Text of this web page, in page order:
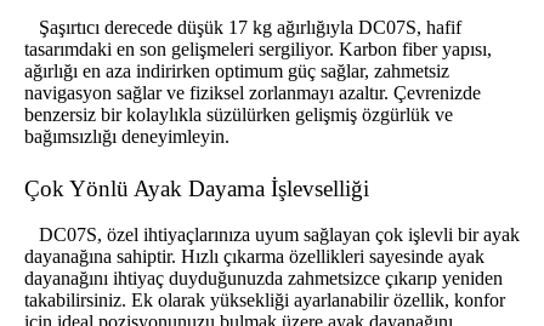
Şaşırtıcı derecede düşük 17 kg ağırlığıyla DC07S, hafif
tasarımdaki en son gelişmeleri sergiliyor. Karbon fiber yapısı,
ağırlığı en aza indirirken optimum güç sağlar, zahmetsiz
navigasyon sağlar ve fiziksel zorlanmayı azaltır. Çevrenizde
benzersiz bir kolaylıkla süzülürken gelişmiş özgürlük ve
bağımsızlığı deneyimleyin.
Çok Yönlü Ayak Dayama İşlevselliği
DC07S, özel ihtiyaçlarınıza uyum sağlayan çok işlevli bir ayak
dayanağına sahiptir. Hızlı çıkarma özellikleri sayesinde ayak
dayanağını ihtiyaç duyduğunuzda zahmetsizce çıkarıp yeniden
takabilirsiniz. Ek olarak yüksekliği ayarlanabilir özellik, konfor
için ideal pozisyonunuzu bulmak üzere ayak dayanağını